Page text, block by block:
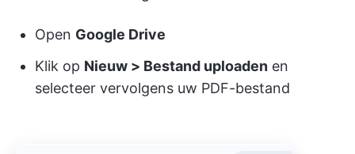
Open Google Drive
Klik op Nieuw > Bestand uploaden en
selecteer vervolgens uw PDF-bestand